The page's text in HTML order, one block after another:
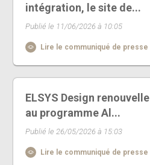
intégration, le site de...
Publié le 11/06/2026 à 10:05
Lire le communiqué de presse
ELSYS Design
au programme Al...
Publié le 26/05/2026 à 15:03
Lire le communiqué de presse